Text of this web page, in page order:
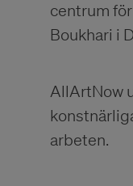
centrum
Boukhari i
AllArtNow
arbeten.